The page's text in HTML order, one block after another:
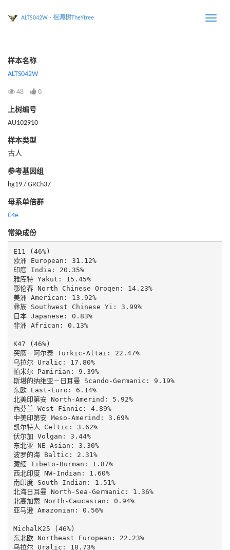
Toggle
ALTS042W - 祖源树TheYtree
样本名称
ALTS042W
48 0
上树编号
AU102910
样本类型
古人
参考基因组
hg19 / GRCh37
母系单倍群
C4e
常染成份
E11 (46%)
欧洲 European: 31.12%
印度 India: 20.35%
雅库特 Yakut: 15.45%
鄂伦春 North Chinese Oroqen: 14.23%
美洲 American: 13.92%
彝族 Southwest Chinese Yi: 3.99%
日本 Japanese: 0.83%
非洲 African: 0.13%
K47 (46%)
突厥－阿尔泰 Turkic-Altai: 22.47%
乌拉尔 Uralic: 17.80%
帕米尔 Pamirian: 9.39%
斯堪的纳维亚－日耳曼 Scando-Germanic: 9.19%
东欧 East-Euro: 6.14%
北美印第安 North-Amerind: 5.92%
西芬兰 West-Finnic: 4.89%
中美印第安 Meso-Amerind: 3.69%
凯尔特人 Celtic: 3.62%
伏尔加 Volgan: 3.44%
东北亚 NE-Asian: 3.30%
波罗的海 Baltic: 2.31%
藏缅 Tibeto-Burman: 1.87%
西北印度 NW-Indian: 1.60%
南印度 South-Indian: 1.51%
北海日耳曼 North-Sea-Germanic: 1.36%
北高加索 North-Caucasian: 0.94%
亚马逊 Amazonian: 0.56%
MichalK25 (46%)
东北欧 Northeast European: 22.23%
乌拉尔 Uralic: 18.73%